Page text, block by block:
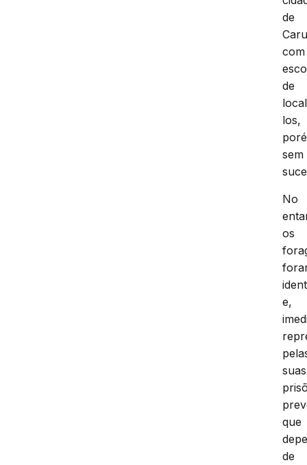
de
com
de
los,
sem
No
os
e,
suas
que
de